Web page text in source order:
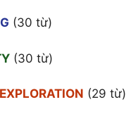
(30 từ)
(30 từ)
(29 từ)